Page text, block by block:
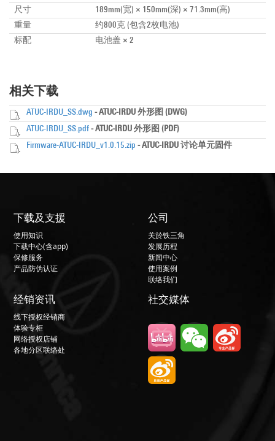
尺寸
189mm(宽) × 150mm(深) × 71.3mm(高)
重量
约800克 (包含2枚电池)
标配
电池盖 × 2
相关下载
ATUC-IRDU_SS.dwg - ATUC-IRDU 外形图 (DWG)
ATUC-IRDU_SS.pdf - ATUC-IRDU 外形图 (PDF)
Firmware-ATUC-IRDU_v1.0.15.zip - ATUC-IRDU 讨论单元固件
下载及支援
使用知识
下载中心(含app)
保修服务
产品防伪认证
公司
关於铁三角
发展历程
新闻中心
使用案例
联络我们
经销资讯
线下授权经销商
体验专柜
网络授权店铺
各地分区联络处
社交媒体